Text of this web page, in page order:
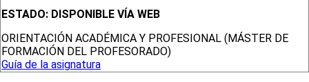
ESTADO: DISPONIBLE VÍA WEB
ORIENTACIÓN ACADÉMICA Y PROFESIONAL (MÁSTER DE
FORMACIÓN DEL PROFESORADO)
Guía de la asignatura